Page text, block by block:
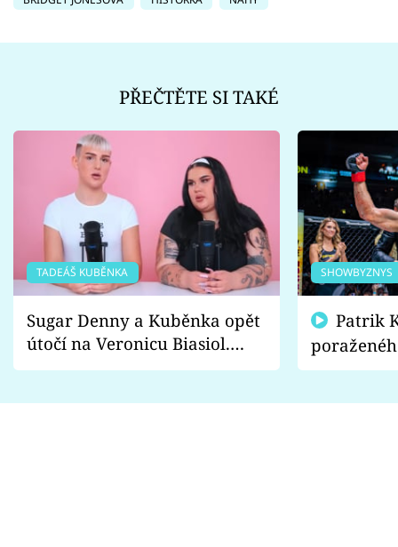
PŘEČTĚTE SI TAKÉ
TADEÁŠ KUBĚNKA
Sugar Denny a Kuběnka opět
útočí na Veronicu Biasiol.
Proč je podle nich falešná a
SHOWBYZNYS
fanoušci